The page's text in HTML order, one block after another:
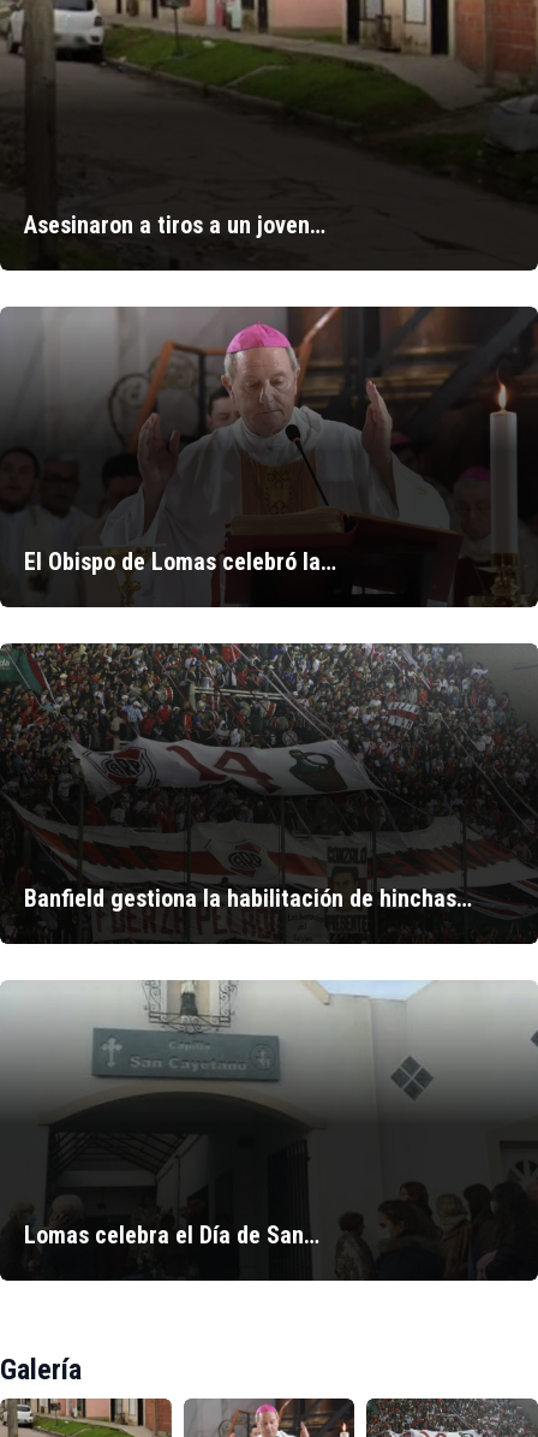
Asesinaron a tiros a un joven…
El Obispo de Lomas celebró la…
Banfield gestiona la habilitación de hinchas…
Lomas celebra el Día de San…
Galería